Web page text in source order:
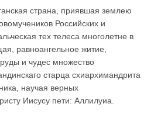
страна, приявшая землею
Российских и
тех телеса многолетне в
равноангельное житие,
и чудес множество
старца схиархимандрита
научая верных
Иисусу пети: Аллилуиа.